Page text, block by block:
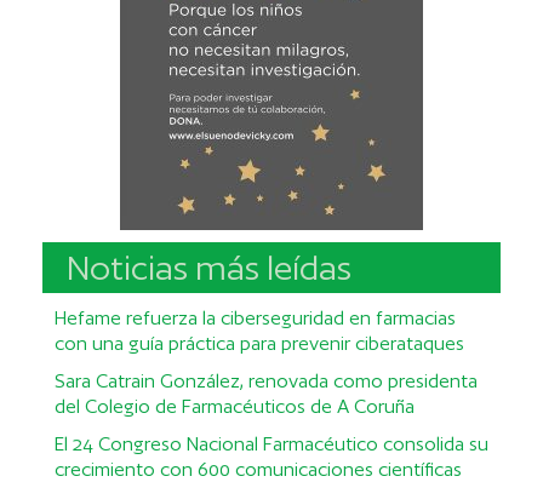
Noticias más leídas
Hefame refuerza la ciberseguridad en farmacias
con una guía práctica para prevenir ciberataques
Sara Catrain González, renovada como presidenta
del Colegio de Farmacéuticos de A Coruña
El 24 Congreso Nacional Farmacéutico consolida su
crecimiento con 600 comunicaciones científicas